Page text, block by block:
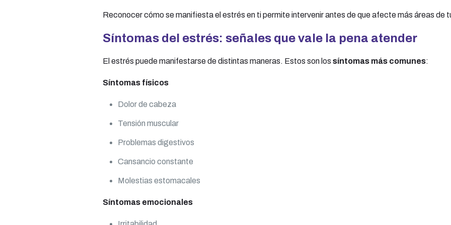
Reconocer cómo se manifiesta el estrés en ti permite intervenir antes de que afecte más áreas de
Síntomas del estrés: señales que vale la pena atender
El estrés puede manifestarse de distintas maneras. Estos son los síntomas más comunes:
Síntomas físicos
Dolor de cabeza
Tensión muscular
Problemas digestivos
Cansancio constante
Molestias estomacales
Síntomas emocionales